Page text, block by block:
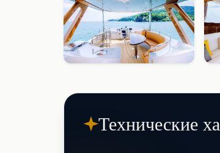
Технические